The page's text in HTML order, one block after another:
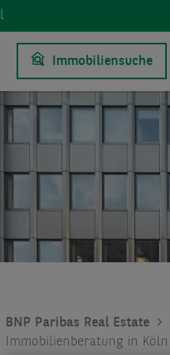
Immobiliensuche
BNP Paribas Real Estate
Immobilienberatung in Köln